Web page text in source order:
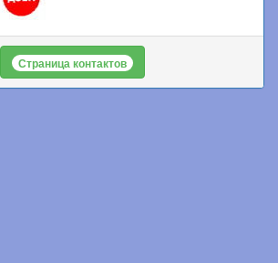
Страница контактов